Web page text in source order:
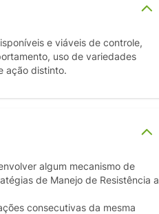
e viáveis de controle,
uso de variedades
ação distinto.
algum mecanismo de
de Manejo de Resistência a
consecutivas da mesma